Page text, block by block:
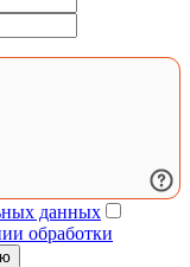
данных
обработки